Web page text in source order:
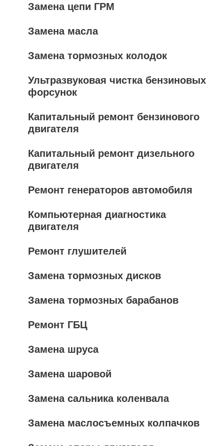
Замена цепи ГРМ
Замена масла
Замена тормозных колодок
Ультразвуковая чистка бензиновых
форсунок
Капитальный ремонт бензинового
двигателя
Капитальный ремонт дизельного
двигателя
Ремонт генераторов автомобиля
Компьютерная диагностика
двигателя
Ремонт глушителей
Замена тормозных дисков
Замена тормозных барабанов
Ремонт ГБЦ
Замена шруса
Замена шаровой
Замена сальника коленвала
Замена маслосъемных колпачков